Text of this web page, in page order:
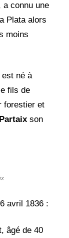
a connu une
Plata alors
moins
est né à
fils de
forestier et
son
avril 1836 :
âgé de 40